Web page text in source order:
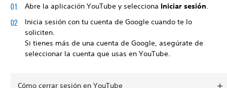
Abre la aplicación YouTube y selecciona Iniciar sesión
Inicia sesión con tu cuenta de Google cuando te lo
soliciten.
Si tienes más de una cuenta de Google, asegúrate de
seleccionar la cuenta que usas en YouTube.
Cómo cerrar sesión en YouTube